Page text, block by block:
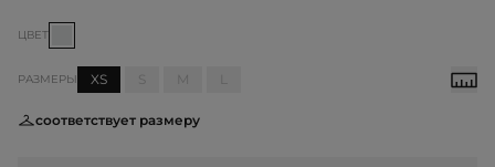
ЦВЕТ
РАЗМЕРЫ XS M
соответствует размеру